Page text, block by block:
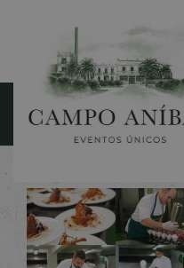
bodas-
anibal_mini